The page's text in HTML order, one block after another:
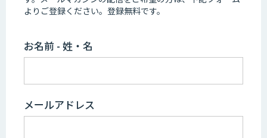
よりご登録ください。登録無料です。
お名前 - 姓・名
メールアドレス